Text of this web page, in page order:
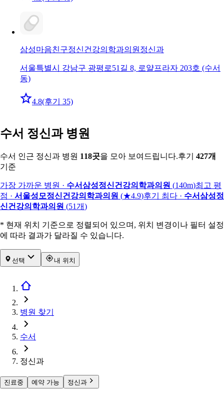
삼성마음친구정신건강의학과의원 정신과
서울특별시 강남구 광평로51길 8, 로얄프라자 203호 (수서
동)
4.8(후기 35)
수서 정신과 병원
수서 인근 정신과 병원 118곳을 모아 보여드립니다.후기 427개
기준
가장 가까운 병원 · 수서삼성정신건강의학과의원 (140m)최고 평
점 · 서울성모정신건강의학과의원 (★4.9)후기 최다 · 수서삼성정
신건강의학과의원 (51개)
* 현재 위치 기준으로 정렬되어 있으며, 위치 변경이나 필터 설정
에 따라 결과가 달라질 수 있습니다.
선택 내 위치
병원 찾기
수서
정신과
진료중 예약 가능 정신과